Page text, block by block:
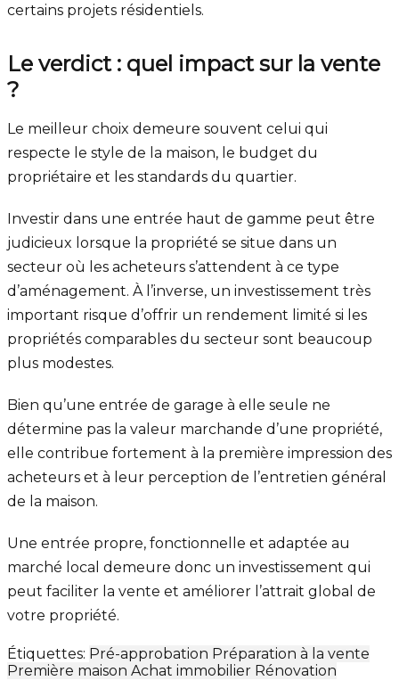
certains projets résidentiels.
Le verdict : quel impact sur la vente
?
Le meilleur choix demeure souvent celui qui
respecte le style de la maison, le budget du
propriétaire et les standards du quartier.
Investir dans une entrée haut de gamme peut être
judicieux lorsque la propriété se situe dans un
secteur où les acheteurs s’attendent à ce type
d’aménagement. À l’inverse, un investissement très
important risque d’offrir un rendement limité si les
propriétés comparables du secteur sont beaucoup
plus modestes.
Bien qu’une entrée de garage à elle seule ne
détermine pas la valeur marchande d’une propriété,
elle contribue fortement à la première impression des
acheteurs et à leur perception de l’entretien général
de la maison.
Une entrée propre, fonctionnelle et adaptée au
marché local demeure donc un investissement qui
peut faciliter la vente et améliorer l’attrait global de
votre propriété.
Étiquettes: Pré-approbation Préparation à la vente
Première maison Achat immobilier Rénovation